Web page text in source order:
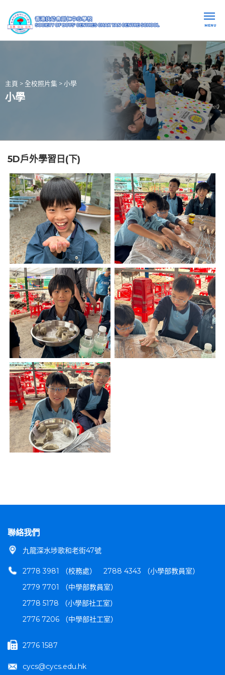
MENU
主頁 > 全校照片集 > 小學
小學
5D戶外學習日(下)
聯絡我們
九龍深水埗歌和老街47號
2778 3981 （校務處）
2788 4343 （小學部教員室）
2779 7701 （中學部教員室）
2778 5178 （小學部社工室）
2776 7206 （中學部社工室）
2776 1587
cycs@cycs.edu.hk